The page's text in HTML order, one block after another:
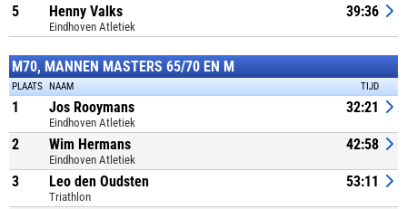
5 Henny Valks
Eindhoven Atletiek
39:36
M70, MANNEN MASTERS 65/70 EN M
PLAATS NAAM TIJD
1 Jos Rooymans
Eindhoven Atletiek
32:21
2 Wim Hermans
Eindhoven Atletiek
42:58
3 Leo den Oudsten
Triathlon
53:11